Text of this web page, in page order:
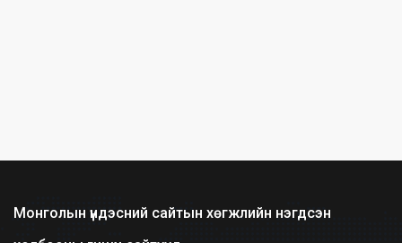
Монголын үндэсний сайтын хөгжлийн нэгдсэн